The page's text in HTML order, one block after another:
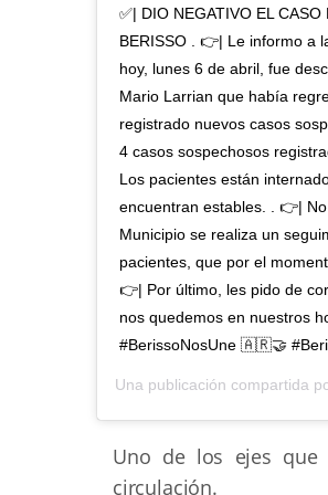
✅| DIO NEGATIVO EL
BERISSO . 👉| Le informo a
hoy, lunes 6 de abril, fue
Mario Larrian que había
registrado nuevos casos
4 casos sospechosos
Los pacientes están
encuentran estables. . 👉|
Municipio se realiza un
pacientes, que por el
👉| Por último, les pido de
nos quedemos en nuestros
#BerissoNosUne 🇦🇷🤝
Una publicación compartida
Uno de los ejes
circulación.